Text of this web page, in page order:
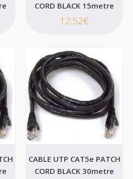
PATCH CORD BLACK 10metre
8.80€
Καλάθι
Επιθυμητό
Σύγκριση
CORD BLACK 15metre
12.52€
CABLE UTP CAT5e PATCH
CORD BLACK 30metre